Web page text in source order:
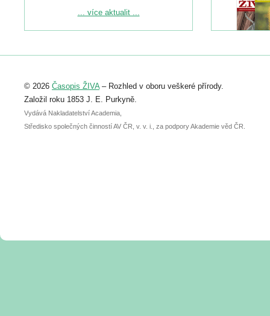
Podrobnější informace ke konferenci
Registrovat se můžete do 6. září.
abstraktu přihlášené přednášky nebo
posteru je už 30. června.
... více aktualit ...
© 2026 Časopis ŽIVA– Rozhled v oboru veškeré přírody.
Založil roku 1853 J. E. Purkyně.
Vydává Nakladatelství Academia,
Středisko společných činností AV ČR, v. v. i., za podpory Akademie věd ČR.